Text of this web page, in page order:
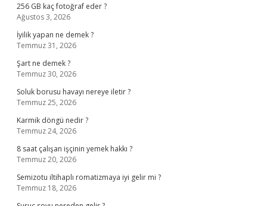
256 GB kaç fotoğraf eder ?
Ağustos 3, 2026
İyilik yapan ne demek ?
Temmuz 31, 2026
Şart ne demek ?
Temmuz 30, 2026
Soluk borusu havayı nereye iletir ?
Temmuz 25, 2026
Karmik döngü nedir ?
Temmuz 24, 2026
8 saat çalışan işçinin yemek hakkı ?
Temmuz 20, 2026
Semizotu iltihaplı romatizmaya iyi gelir mi ?
Temmuz 18, 2026